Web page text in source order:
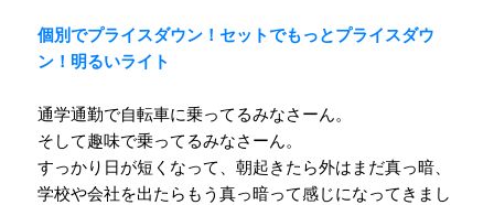
個別でプライスダウン！セットでもっとプライスダウ
ン！明るいライト
通学通勤で自転車に乗ってるみなさーん。
そして趣味で乗ってるみなさーん。
すっかり日が短くなって、朝起きたら外はまだ真っ暗、
学校や会社を出たらもう真っ暗って感じになってきまし